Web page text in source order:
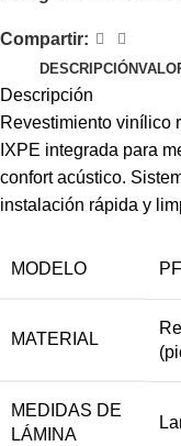
Compartir:
DESCRIPCIÓN
Descripción
Revestimiento vinílico
IXPE integrada para
confort acústico.
instalación rápida y
MODELO
MATERIAL
MEDIDAS DE
LÁMINA